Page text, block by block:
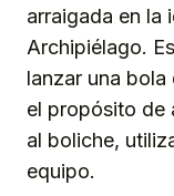
arraigada en la
Archipiélago.
lanzar una
el propósito de
al boliche,
equipo.